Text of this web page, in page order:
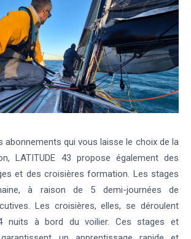
abonnements qui vous laisse le choix de la
LATITUDE 43 propose également des
et des croisières formation. Les stages
à raison de 5 demi-journées de
Les croisières, elles, se déroulent
à bord du voilier. Ces stages et